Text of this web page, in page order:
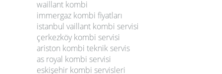
waillant kombi
immergaz kombi fiyatları
istanbul vaillant kombi servisi
çerkezköy kombi servisi
ariston kombi teknik servis
as royal kombi servisi
eskişehir kombi servisleri